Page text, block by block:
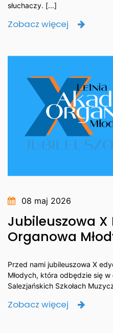
słuchaczy. [...]
Zobacz więcej
08 maj 2026
Jubileuszowa
Organowa
Przed nami jubileuszowa X
Młodych, która odbędzie się
Salezjańskich Szkołach
Zobacz więcej